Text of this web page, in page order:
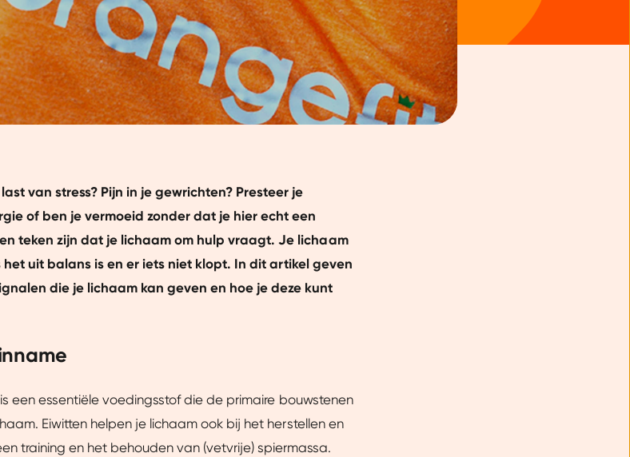
van stress? Pijn in je gewrichten? Presteer je
of ben je vermoeid zonder dat je hier echt een
teken zijn dat je lichaam om hulp vraagt. Je lichaam
uit balans is en er iets niet klopt. In dit artikel geven
die je lichaam kan geven en hoe je deze kunt
een essentiële voedingsstof die de primaire bouwstenen
Eiwitten helpen je lichaam ook bij het herstellen en
training en het behouden van (vetvrije) spiermassa.